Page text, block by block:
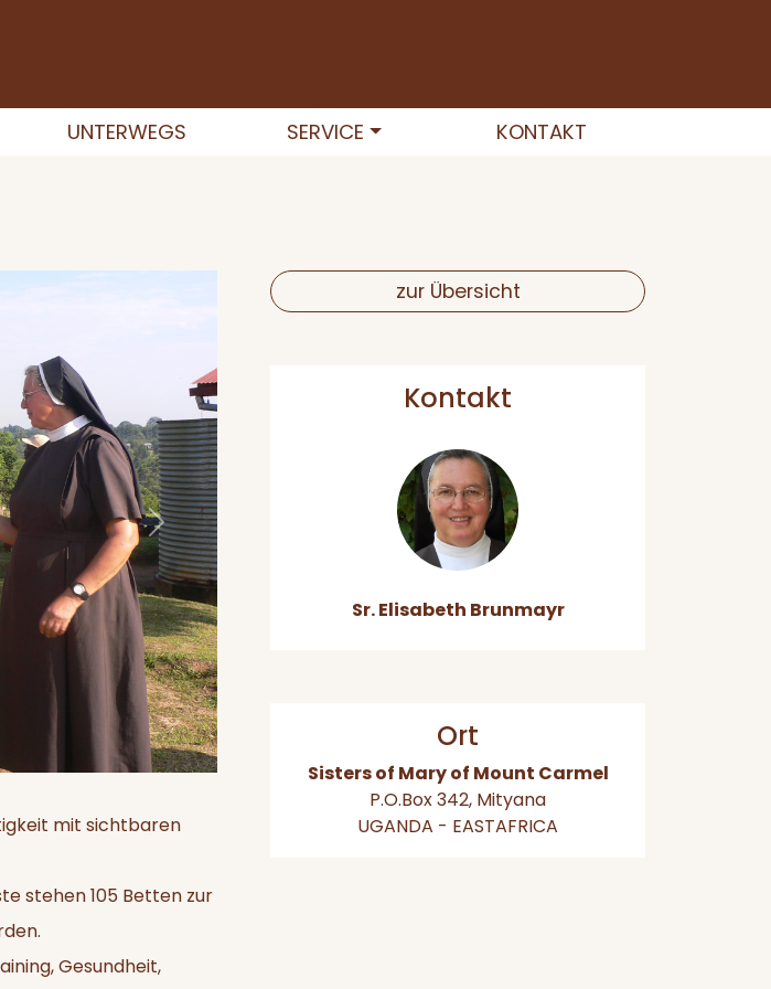
UNTERWEGS SERVICE KONTAKT
Next
mit sichtbaren
stehen 105 Betten zur
Gesundheit,
zur Übersicht
Kontakt
Sr. Elisabeth Brunmayr
Ort
Sisters of Mary of Mount Carmel
P.O.Box 342, Mityana
UGANDA - EASTAFRICA